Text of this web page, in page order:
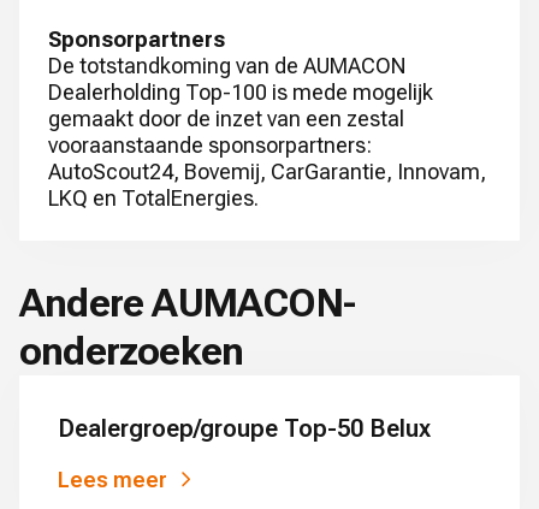
Sponsorpartners
De totstandkoming van de AUMACON
Dealerholding Top-100 is mede mogelijk
gemaakt door de inzet van een zestal
vooraanstaande sponsorpartners:
AutoScout24, Bovemij, CarGarantie, Innovam,
LKQ en TotalEnergies.
Andere AUMACON-
onderzoeken
Dealergroep/groupe Top-50 Belux
Lees meer